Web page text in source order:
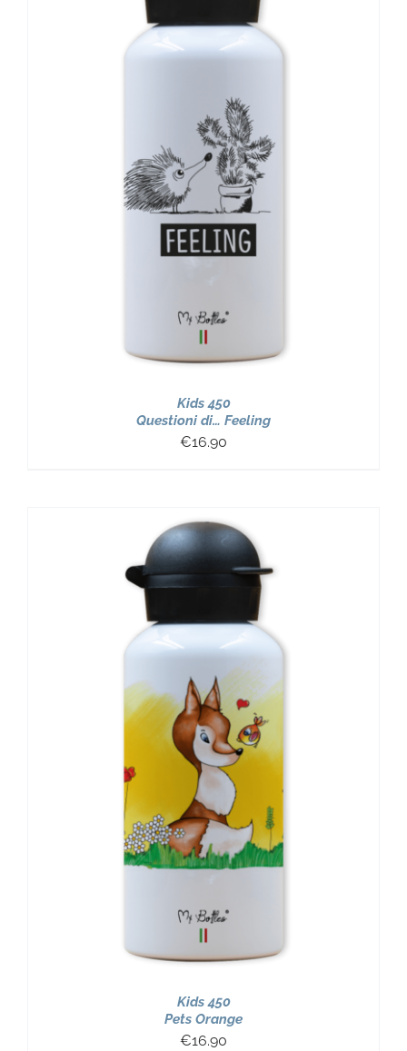
Kids 450
Questioni di… Feeling
€16.90
Kids 450
Pets Orange
€16.90